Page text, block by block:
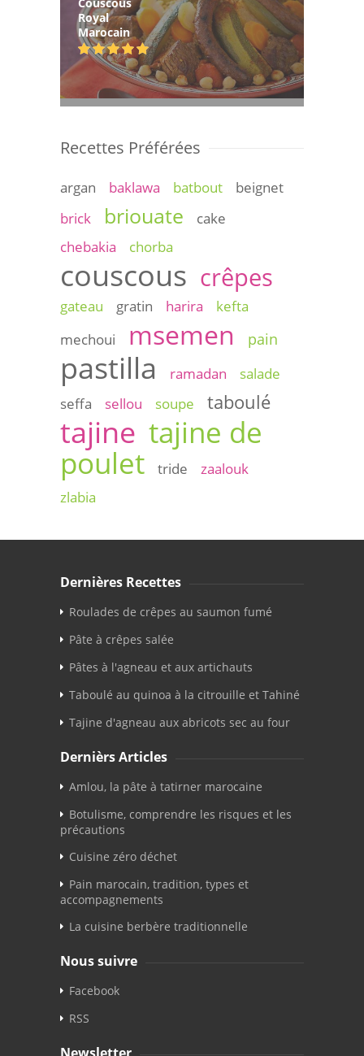
Royal
Marocain
Recettes Préférées
argan baklawa batbout
beignet
brick
briouate
cake
chebakia
chorba
couscous crêpes
gateau gratin harira
kefta
mechoui
msemen pain
pastilla ramadan
salade
seffa
sellou soupe taboulé
tajine tajine de
poulet
tride
zaalouk
zlabia
Dernières Recettes
Roulades de crêpes au saumon fumé
Pâte à crêpes salée
Pâtes à l'agneau et aux artichauts
Taboulé au quinoa à la citrouille et Tahiné
Tajine d'agneau aux abricots sec au four
Dernièrs Articles
Amlou, la pâte à tatirner marocaine
Botulisme, comprendre les risques et les
précautions
Cuisine zéro déchet
Pain marocain, tradition, types et
accompagnements
La cuisine berbère traditionnelle
Nous suivre
Facebook
RSS